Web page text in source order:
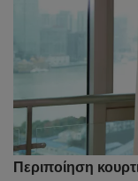
Περιποίηση